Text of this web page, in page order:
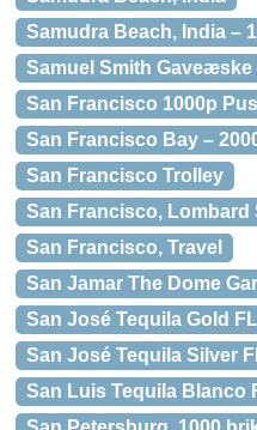
Samudra Beach, India –
Samuel Smith Gaveæske
San Francisco 1000p
San Francisco Bay –
San Francisco Trolley
San Francisco, Lombard
San Francisco, Travel
San Jamar The Dome
San José Tequila Gold
San José Tequila Silver
San Luis Tequila Blanco